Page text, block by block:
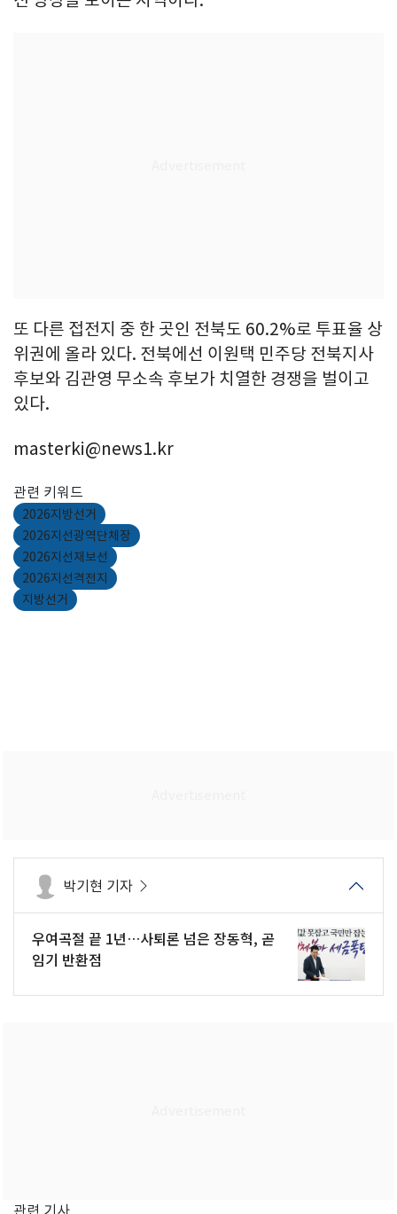
또 다른 접전지 중 한 곳인 전북도 60.2%로 투표율 상
위권에 올라 있다. 전북에선 이원택 민주당 전북지사
후보와 김관영 무소속 후보가 치열한 경쟁을 벌이고
있다.
masterki@news1.kr
관련 키워드
2026지방선거
2026지선광역단체장
2026지선재보선
2026지선격전지
지방선거
박기현 기자
우여곡절 끝 1년…사퇴론 넘은 장동혁, 곧
임기 반환점